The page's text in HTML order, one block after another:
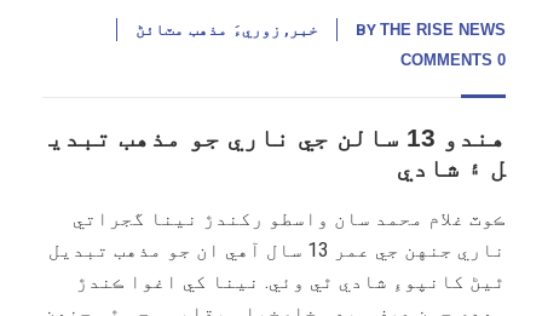
BY THE RISE NEWS خبر , زوريءَ مذهب مٽائڻ
0 COMMENTS
هندو 13 سالن جي ناري جو مذهب تبدي
ل ۽ شادي
ڪوٽ غلام محمد سان واسطو رکندڙ نينا گجراتي
ناري جنهن جي عمر 13 سال آهي ان جو مذهب تبديل
ٿيڻ کانپوءِ شادي ٿي وئي. نينا کي اغوا ڪندڙ